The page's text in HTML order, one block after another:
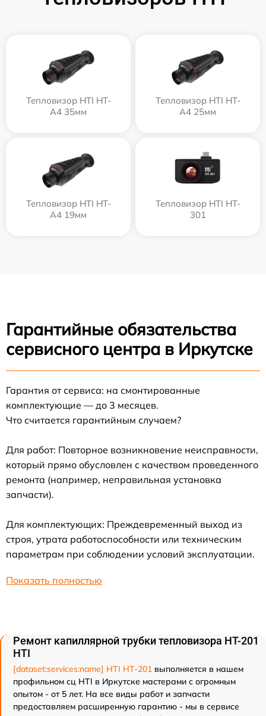
Тепловизор HTI HT-
A4 35мм
Тепловизор HTI HT-
A4 25мм
Тепловизор HTI HT-
A4 19мм
Тепловизор HTI HT-
301
Гарантийные обязательства
сервисного центра в Иркутске
Гарантия от сервиса: на смонтированные
комплектующие — до 3 месяцев.
Что считается гарантийным случаем?
Для работ: Повторное возникновение неисправности,
который прямо обусловлен с качеством проведенного
ремонта (например, неправильная установка
запчасти).
Для комплектующих: Преждевременный выход из
строя, утрата работоспособности или техническим
параметрам при соблюдении условий эксплуатации.
Показать полностью
Ремонт капиллярной трубки тепловизора HT-201
HTI
[dataset:services:name] HTI HT-201 выполняется в нашем
профильном сц HTI в Иркутске мастерами с огромным
опытом - от 5 лет. На все виды работ и запчасти
предоставляем расширенную гарантию - мы в сервисе